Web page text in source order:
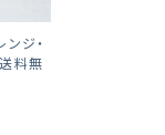
ジ・
料無